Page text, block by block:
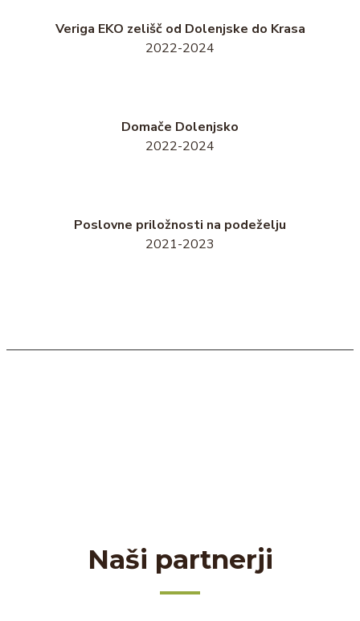
Veriga EKO zelišč od Dolenjske do Krasa
2022-2024
Domače Dolenjsko
2022-2024
Poslovne priložnosti na podeželju
2021-2023
Naši partnerji